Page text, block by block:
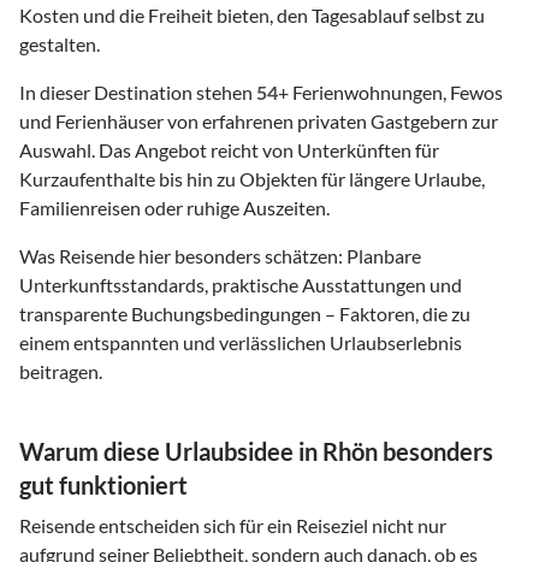
Kosten und die Freiheit bieten, den Tagesablauf selbst zu
gestalten.
In dieser Destination stehen 54+ Ferienwohnungen, Fewos
und Ferienhäuser von erfahrenen privaten Gastgebern zur
Auswahl. Das Angebot reicht von Unterkünften für
Kurzaufenthalte bis hin zu Objekten für längere Urlaube,
Familienreisen oder ruhige Auszeiten.
Was Reisende hier besonders schätzen: Planbare
Unterkunftsstandards, praktische Ausstattungen und
transparente Buchungsbedingungen – Faktoren, die zu
einem entspannten und verlässlichen Urlaubserlebnis
beitragen.
Warum diese Urlaubsidee in Rhön besonders
gut funktioniert
Reisende entscheiden sich für ein Reiseziel nicht nur
aufgrund seiner Beliebtheit, sondern auch danach, ob es